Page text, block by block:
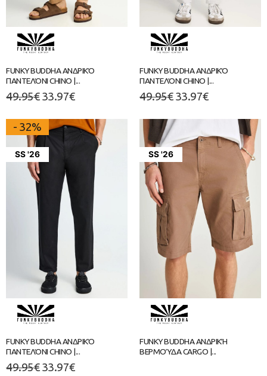
FUNKY BUDDHA ΑΝΔΡΙΚΌ
ΠΑΝΤΕΛΌΝΙ CHINO |...
49.95€ 33.97€
FUNKY BUDDHA ΑΝΔΡΙΚΌ
ΠΑΝΤΕΛΌΝΙ CHINO |...
49.95€ 33.97€
SS '26
- 32%
FUNKY BUDDHA ΑΝΔΡΙΚΌ
ΠΑΝΤΕΛΌΝΙ CHINO |...
49.95€ 33.97€
SS '26
FUNKY BUDDHA ΑΝΔΡΙΚΉ
ΒΕΡΜΟΎΔΑ CARGO |...